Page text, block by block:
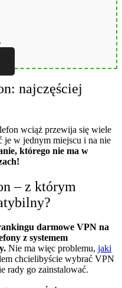
najczęściej
wciąż przewija się wiele
je w jednym miejscu i na nie
którego nie ma w
– z którym
darmowe VPN na
z systemem
Nie ma więc problemu, jaki
chcielibyście wybrać VPN
rady go zainstalować.